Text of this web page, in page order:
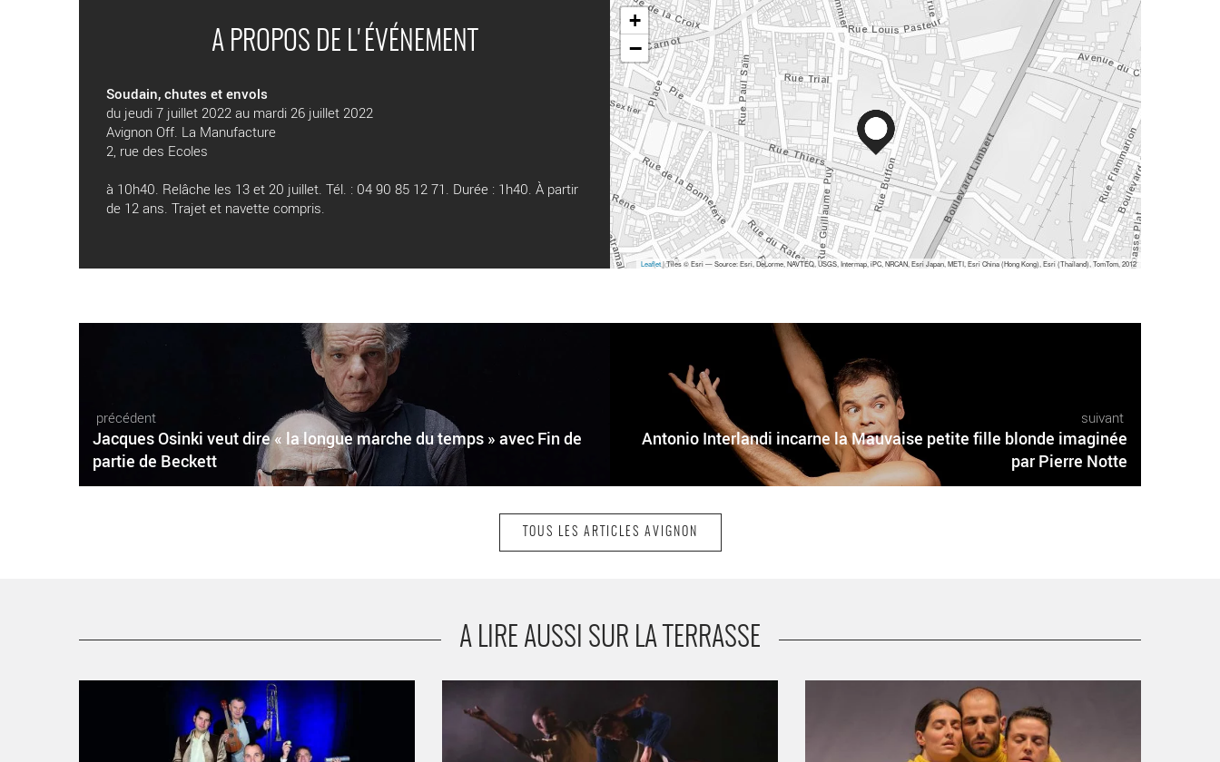
A PROPOS DE L'ÉVÉNEMENT
Soudain, chutes et envols
du jeudi 7 juillet 2022 au mardi 26 juillet 2022
Avignon Off. La Manufacture
2, rue des Ecoles
à 10h40. Relâche les 13 et 20 juillet. Tél. : 04 90 85 12 71. Durée : 1h40. À partir
de 12 ans. Trajet et navette compris.
+
−
Leaflet| Tiles © Esri — Source: Esri, DeLorme, NAVTEQ, USGS, Intermap, iPC, NRCAN, Esri Japan, METI, Esri China (Hong Kong), Esri (Thailand), TomTom, 2012
précédent
Jacques Osinki veut dire « la longue marche du temps » avec Fin de
partie de Beckett
suivant
Antonio Interlandi incarne la Mauvaise petite fille blonde imaginée
par Pierre Notte
TOUS LES ARTICLES AVIGNON
A LIRE AUSSI SUR LA TERRASSE
Melting Pop d’Odyssée ensemble & cie - Critique sortie
Avignon / 2022 Avignon Avignon Off. Théâtre des Vents
On (y) danse aussi l’été ! des Hivernales - Critique sortie
Avignon / 2022 Avignon Avignon Off. CDCN Les
Hivernales
Welcome de Joachim Maudet - Critique sortie Avignon /
2022 Avignon Avignon Off. La Parenthèse